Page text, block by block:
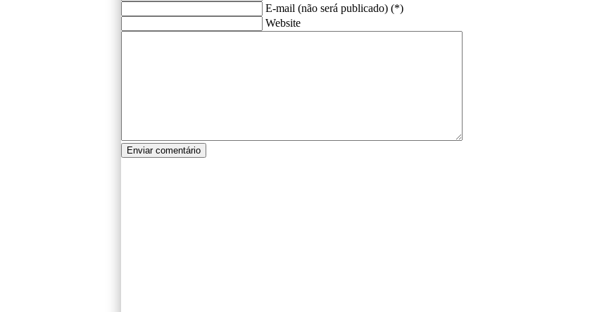
E-mail (não será publicado) (*)
Website